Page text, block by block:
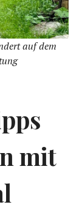
auf dem
mit